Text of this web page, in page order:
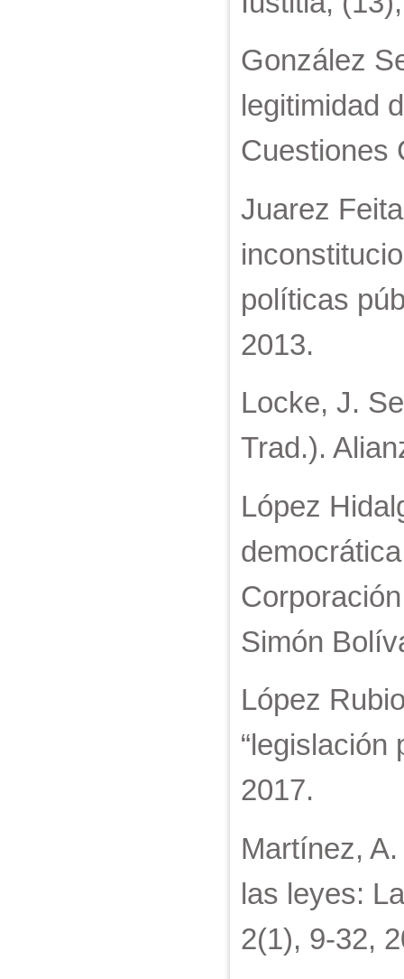
González
legitimidad
Cuestiones
Juarez
políticas
2013.
Locke, J.
Trad.).
López
Simón
López
“legislación
2017.
Martínez,
las leyes:
2(1), 9-32,